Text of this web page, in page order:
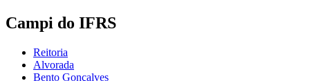
Campi do IFRS
Reitoria
Alvorada
Bento Gonçalves